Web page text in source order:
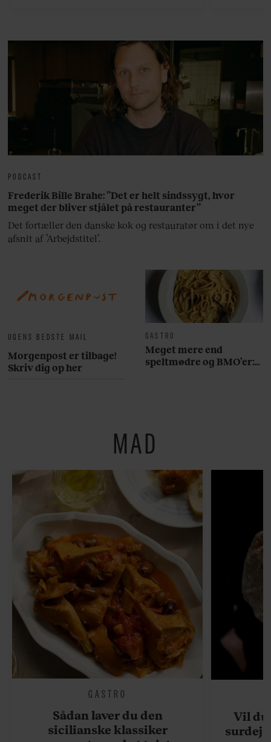
UGENS BEDSTE MAIL
Morgenpost er tilbage!
Skriv dig op her
GASTRO
Meget mere end
speltmødre og BMO’er:
PODCAST
Frederik Bille Brahe: ”Det er helt sindssygt, hvor
meget der bliver stjålet på restauranter”
Det fortæller den danske kok og restauratør om i det nye
afsnit af ’Arbejdstitel’.
MAD
GASTRO
Sådan laver du den
sicilianske klassiker
Vil du